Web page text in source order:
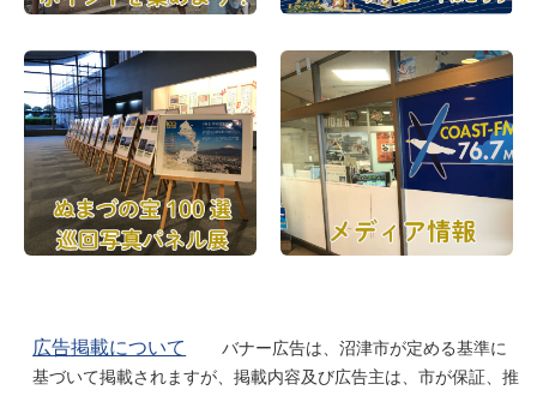
広告掲載について
バナー広告は、沼津市が定める基準に
基づいて掲載されますが、掲載内容及び広告主は、市が保証、推